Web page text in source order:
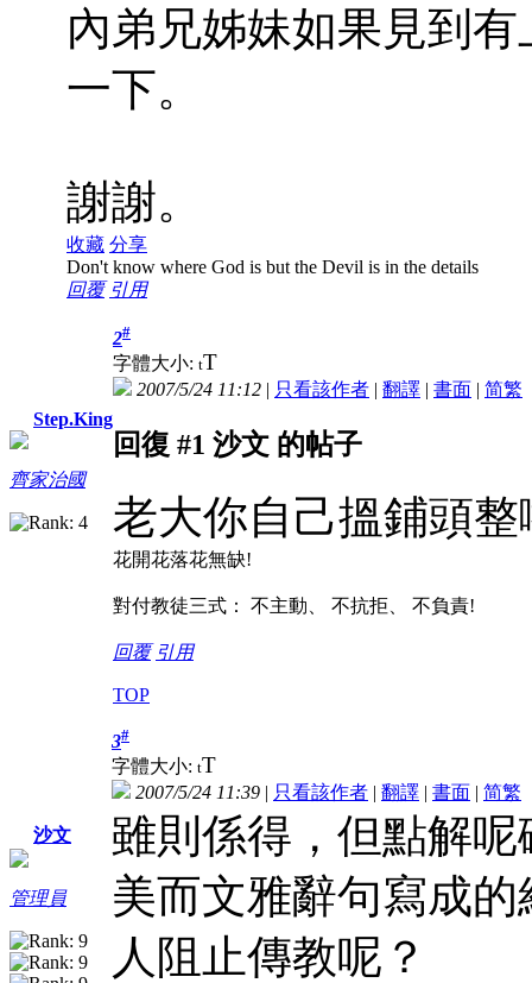
內弟兄姊妹如果見到
一下。
謝謝。
收藏 分享
Don't know where God is but the Devil is in the details
回覆 引用
Step.King
齊家治國
2#
字體大小: tT
2007/5/24 11:12 | 只看該作者 | 翻譯 | 書面 | 简繁
回復 #1 沙文 的帖子
老大你自己搵鋪頭整
花開花落花無缺!
對付教徒三式： 不主動、 不抗拒、 不負責!
回覆 引用
TOP
沙文
管理員
3#
字體大小: tT
2007/5/24 11:39 | 只看該作者 | 翻譯 | 書面 | 简繁
雖則係得，但點解
美而文雅辭句寫成
人阻止傳教呢？